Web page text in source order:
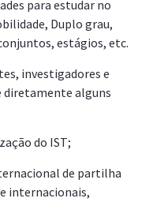
para estudar no
Duplo grau,
estágios, etc.
investigadores e
diretamente alguns
do IST;
de partilha
internacionais,